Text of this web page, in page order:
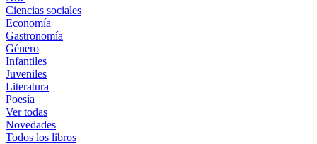
Ciencias sociales
Economía
Gastronomía
Género
Infantiles
Juveniles
Literatura
Poesía
Ver todas
Novedades
Todos los libros